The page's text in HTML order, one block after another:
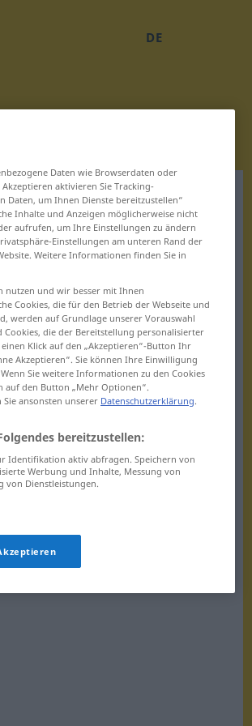
DE
Daten wie Browserdaten oder
aktivieren Sie Tracking-
um Ihnen Dienste bereitzustellen“
Inhalte und Anzeigen möglicherweise nicht
aufrufen, um Ihre Einstellungen zu ändern
Einstellungen am unteren Rand der
Weitere Informationen finden Sie in
nutzen und wir besser mit Ihnen
Cookies, die für den Betrieb der Webseite und
werden auf Grundlage unserer Vorauswahl
die der Bereitstellung personalisierter
Klick auf den „Akzeptieren“-Button Ihr
Akzeptieren“. Sie können Ihre Einwilligung
Sie weitere Informationen zu den Cookies
auf den Button „Mehr Optionen“.
ansonsten unserer Datenschutzerklärung.
bereitzustellen:
Identifikation aktiv abfragen. Speichern von
Werbung und Inhalte, Messung von
von Dienstleistungen.